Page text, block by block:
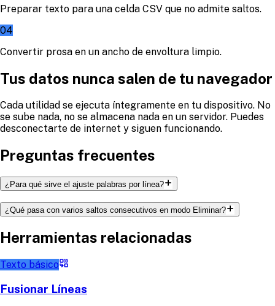
Preparar texto para una celda CSV que no admite saltos.
04
Convertir prosa en un ancho de envoltura limpio.
Tus datos nunca salen de tu navegador
Cada utilidad se ejecuta íntegramente en tu dispositivo. No
se sube nada, no se almacena nada en un servidor. Puedes
desconectarte de internet y siguen funcionando.
Preguntas frecuentes
¿Para qué sirve el ajuste palabras por línea?
¿Qué pasa con varios saltos consecutivos en modo Eliminar?
Herramientas relacionadas
Texto básico
Fusionar Líneas